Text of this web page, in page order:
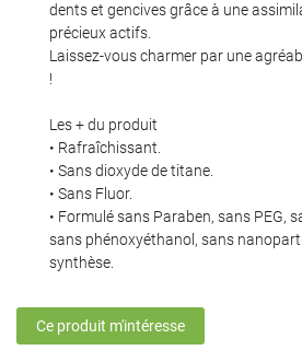
Rafraîchir le captcha
En cochant cette case, vous consentez à recevoir nos
l'adresse email indiqué ci-dessus. Vous pouvez vous
utilisantle formulaire de désinscription
Inscription
dents et gencives grâce à une
précieux actifs.
Laissez-vous charmer par une
!
Les + du produit
• Rafraîchissant.
• Sans dioxyde de titane.
• Sans Fluor.
• Formulé sans Paraben, sans PEG,
sans phénoxyéthanol, sans
synthèse.
Ce produit m'intéresse